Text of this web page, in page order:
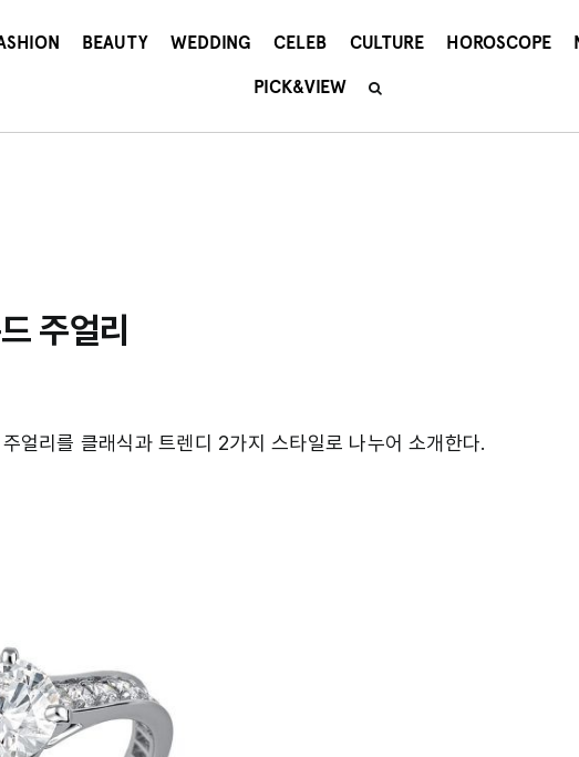
BEAUTY WEDDING CELEB CULTURE HOROSCOPE
PICK&VIEW
주얼리
얼리를 클래식과 트렌디 2가지 스타일로 나누어 소개한다.